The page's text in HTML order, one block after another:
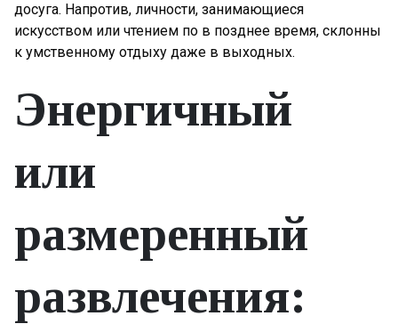
досуга. Напротив, личности, занимающиеся
искусством или чтением по в позднее время, склонны
к умственному отдыху даже в выходных.
Энергичный
или
размеренный
развлечения: